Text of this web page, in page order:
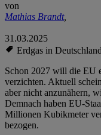
von
Mathias Brandt,
31.03.2025
Erdgas in
Schon 2027 will die EU
verzichten. Aktuell
aber nicht anzunähern,
Demnach haben EU-
Millionen Kubikmeter
bezogen.